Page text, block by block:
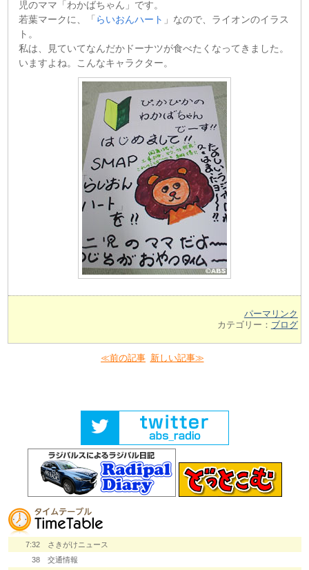
児のママ「わかばちゃん」です。
若葉マークに、「 らいおんハート 」なので、ライオンのイラス
ト。
私は、見ていてなんだかドーナツが食べたくなってきました。
いますよね。こんなキャラクター。
パーマリンク
カテゴリー： ブログ
≪前の記事 新しい記事≫
7:32
さきがけニュース
38
交通情報